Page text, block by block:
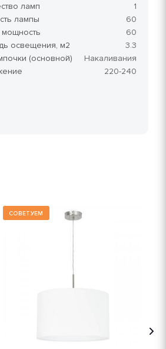
ламп
1
лампы
60
60
освещения, м2
3.3
(основной)
Накаливания
220-240
СОВЕТУЕМ